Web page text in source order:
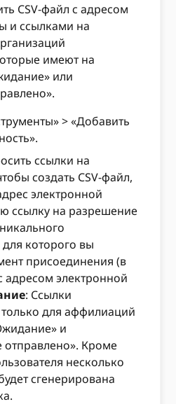
CSV-файл с адресом
и ссылками на
имеют на
или
> «Добавить
ссылки на
создать CSV-файл,
электронной
ссылку на разрешение
для которого вы
присоединения (в
адресом электронной
: Ссылки
для аффилиаций
и
Кроме
несколько
сгенерирована